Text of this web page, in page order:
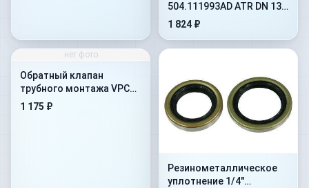
504.111993AD ATR DN 13
на 10 бар
1 824 ₽
нет фото
Обратный клапан
трубного монтажа VPC
1&#039-&#039-
1 175 ₽
Резинометалличеcкое
уплотнение 1/4"